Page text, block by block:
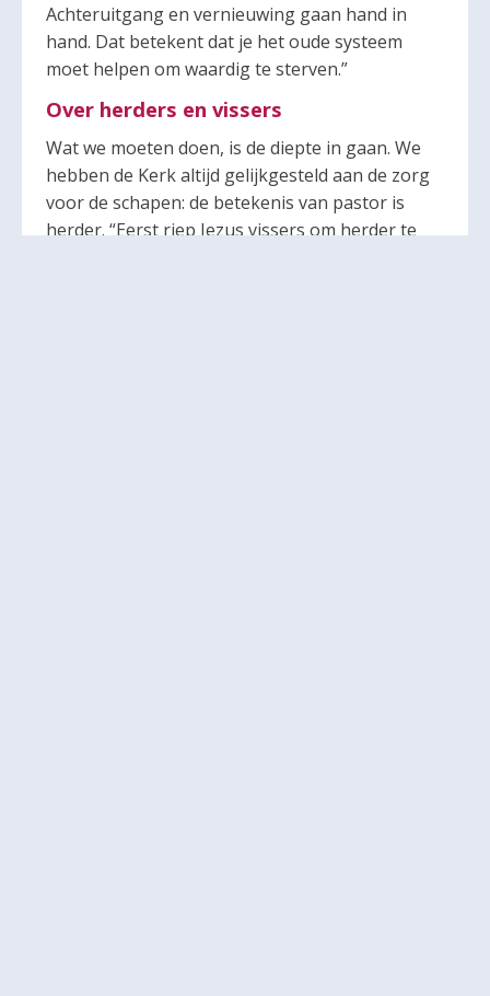
Achteruitgang en vernieuwing gaan hand in
hand. Dat betekent dat je het oude systeem
moet helpen om waardig te sterven.”
Over herders en vissers
Wat we moeten doen, is de diepte in gaan. We
hebben de Kerk altijd gelijkgesteld aan de zorg
voor de schapen: de betekenis van pastor is
herder. “Eerst riep Jezus vissers om herder te